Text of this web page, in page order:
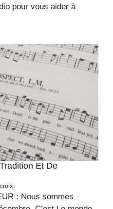
pour vous aider à
Et De
: Nous sommes